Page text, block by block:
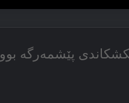
پێشمەرگە بوو